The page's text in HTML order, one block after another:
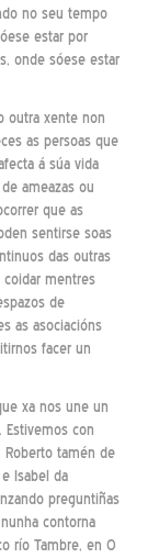
no seu tempo
estar por
onde sóese estar
outra xente non
as persoas que
á súa vida
ameazas ou
que as
sentirse soas
das outras
mentres
de
as asociacións
facer un
xa nos une un
con
tamén de
Isabel da
preguntiñas
contorna
río Tambre, en O